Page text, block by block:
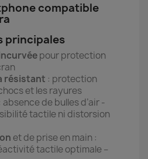
compatible
principales
pour protection
résistant : protection
et les rayures
: absence de bulles d’air -
tactile ni distorsion
et de prise en main :
tactile optimale –